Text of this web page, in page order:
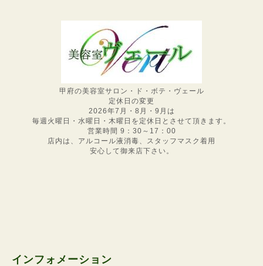
甲府の美容室サロン・ド・ボテ・ヴェール
定休日の変更
2026年7月・8月・9月は
毎週火曜日・水曜日・木曜日を定休日とさせて頂きます。
営業時間 9：30～17：00
店内は、アルコール液消毒、スタッフマスク着用
安心して御来店下さい。
インフォメーション